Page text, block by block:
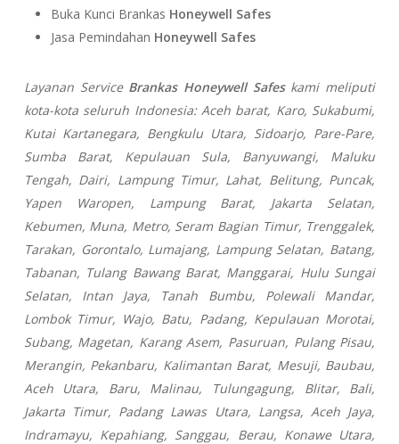
Buka Kunci Brankas Honeywell Safes
Jasa Pemindahan Honeywell Safes
Layanan Service Brankas Honeywell Safeskami meliputi
kota-kota seluruh Indonesia: Aceh barat, Karo, Sukabumi,
Kutai Kartanegara, Bengkulu Utara, Sidoarjo, Pare-Pare,
Sumba Barat, Kepulauan Sula, Banyuwangi, Maluku
Tengah, Dairi, Lampung Timur, Lahat, Belitung, Puncak,
Yapen Waropen, Lampung Barat, Jakarta Selatan,
Kebumen, Muna, Metro, Seram Bagian Timur, Trenggalek,
Tarakan, Gorontalo, Lumajang, Lampung Selatan, Batang,
Tabanan, Tulang Bawang Barat, Manggarai, Hulu Sungai
Selatan, Intan Jaya, Tanah Bumbu, Polewali Mandar,
Lombok Timur, Wajo, Batu, Padang, Kepulauan Morotai,
Subang, Magetan, Karang Asem, Pasuruan, Pulang Pisau,
Merangin, Pekanbaru, Kalimantan Barat, Mesuji, Baubau,
Aceh Utara, Baru, Malinau, Tulungagung, Blitar, Bali,
Jakarta Timur, Padang Lawas Utara, Langsa, Aceh Jaya,
Indramayu, Kepahiang, Sanggau, Berau, Konawe Utara,